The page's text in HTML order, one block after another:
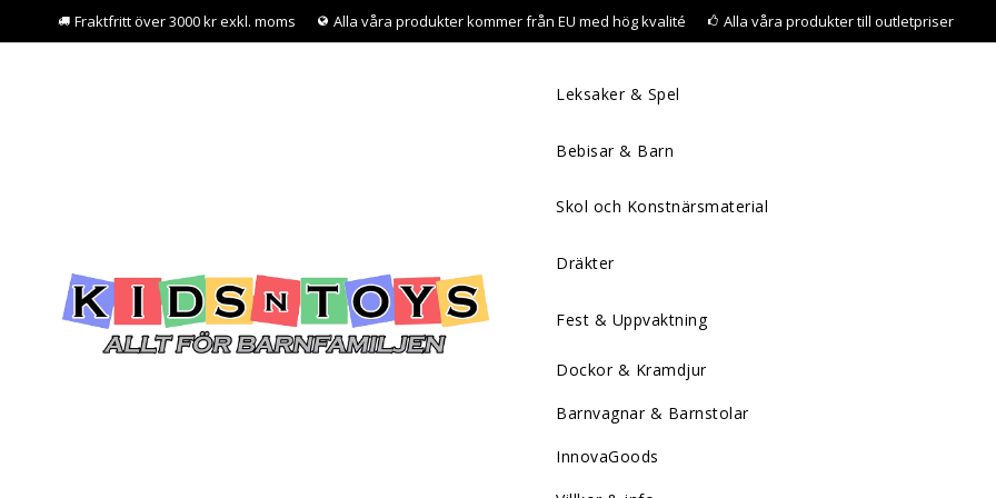
Fraktfritt över 3000 kr exkl. moms Alla våra produkter kommer från EU med hög kvalité Alla våra produkter till outletpriser
Leksaker & Spel
Bebisar & Barn
Skol och Konstnärsmaterial
Dräkter
Fest & Uppvaktning
Dockor & Kramdjur
Barnvagnar & Barnstolar
InnovaGoods